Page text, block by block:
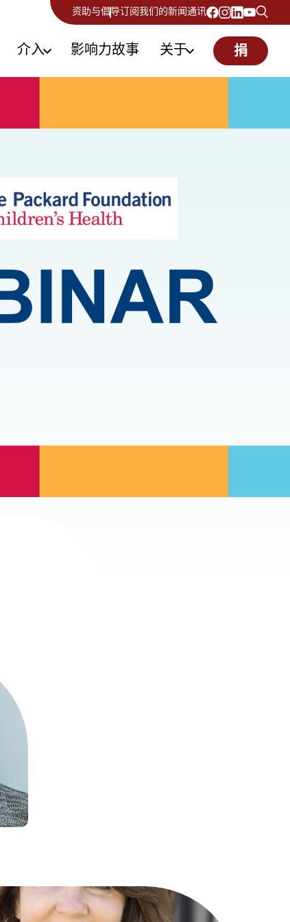
资助与倡导订阅我们的新闻通讯
介入 影响力故事 关于 捐